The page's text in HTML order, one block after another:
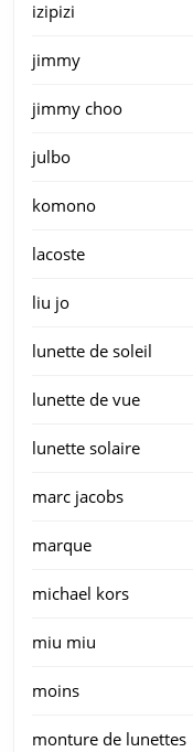
izipizi
jimmy
jimmy choo
julbo
komono
lacoste
liu jo
lunette de soleil
lunette de vue
lunette solaire
marc jacobs
marque
michael kors
miu miu
moins
monture de lunettes